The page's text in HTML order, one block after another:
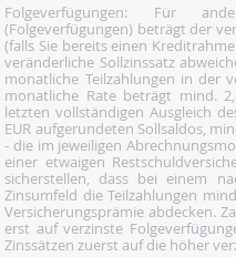
Folgeverfügungen: Für
(Folgeverfügungen) beträgt der
(falls Sie bereits einen
veränderliche Sollzinssatz
monatliche Teilzahlungen in der
monatliche Rate beträgt mind.
letzten vollständigen Ausgleich
EUR aufgerundeten Sollsaldos,
- die im jeweiligen
einer etwaigen
sicherstellen, dass bei einem
Zinsumfeld die Teilzahlungen
Versicherungsprämie abdecken.
erst auf verzinste
Zinssätzen zuerst auf die höher